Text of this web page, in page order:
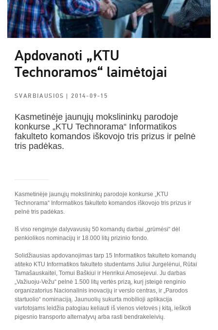
Apdovanoti „KTU
Technoramos“ laimėtojai
SVARBIAUSIOS| 2014-09-15
Kasmetinėje jaunųjų mokslininkų parodoje
konkurse „KTU Technorama“ Informatikos
fakulteto komandos iškovojo tris prizus ir pelnė
tris padėkas.
Kasmetinėje jaunųjų mokslininkų parodoje konkurse „KTU
Technorama“ Informatikos fakulteto komandos iškovojo tris prizus ir
pelnė tris padėkas.
Iš viso renginyje dalyvavusių 50 komandų darbai „grūmėsi“ dėl
penkiolikos nominacijų ir 18.000 litų prizinio fondo.
Solidžiausias apdovanojimas tarp 15 Informatikos fakulteto komandų
atiteko KTU Informatikos fakulteto studentams Juliui Jurgelėnui, Rūtai
Tamašauskaitei, Tomui Baškiui ir Henrikui Amosejevui. Ju darbas
„Važiuoju-Vežu“ pelnė 1.500 litų vertės prizą, kurį įsteigė renginio
organizatorius Nacionalinis inovacijų ir verslo centras, ir „Parodos
startuolio“ nominaciją. Jaunuolių sukurta mobilioji aplikacija
vartotojams leidžia patogiau keliauti iš vienos vietovės į kitą, ieškoti
pigesnio transporto alternatyvų arba rasti bendrakeleivių.